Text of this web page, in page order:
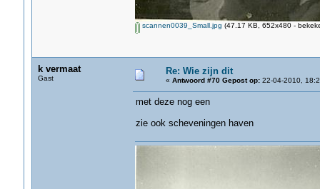
scannen0039_Small.jpg (47.17 KB, 652x480 -
k vermaat
Gast
Re: Wie zijn dit
« Antwoord #70 Gepost op:22-04-2010,
met deze nog een
zie ook scheveningen haven